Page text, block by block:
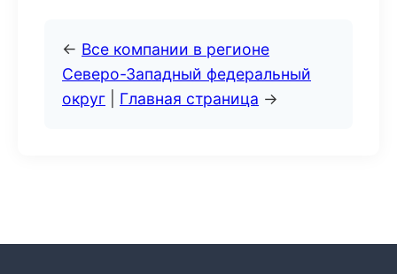
← Все компании в регионе
Северо-Западный федеральный
округ
Главная страница →